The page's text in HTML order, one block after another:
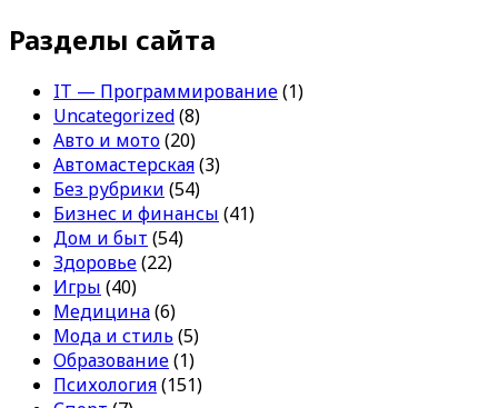
Разделы сайта
IT — Программирование(1)
Uncategorized(8)
Авто и мото(20)
Автомастерская(3)
Без рубрики (54)
Бизнес и финансы (41)
Дом и быт (54)
Здоровье(22)
Игры (40)
Медицина(6)
Мода и стиль (5)
Образование(1)
Психология(151)